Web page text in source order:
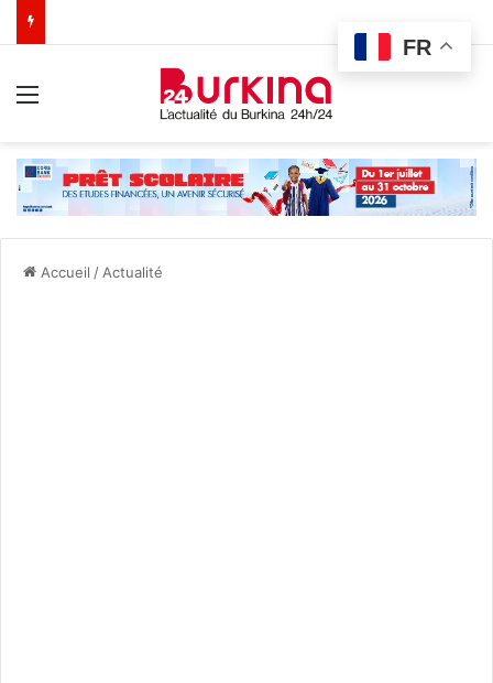
Accueil / Actualité
FR